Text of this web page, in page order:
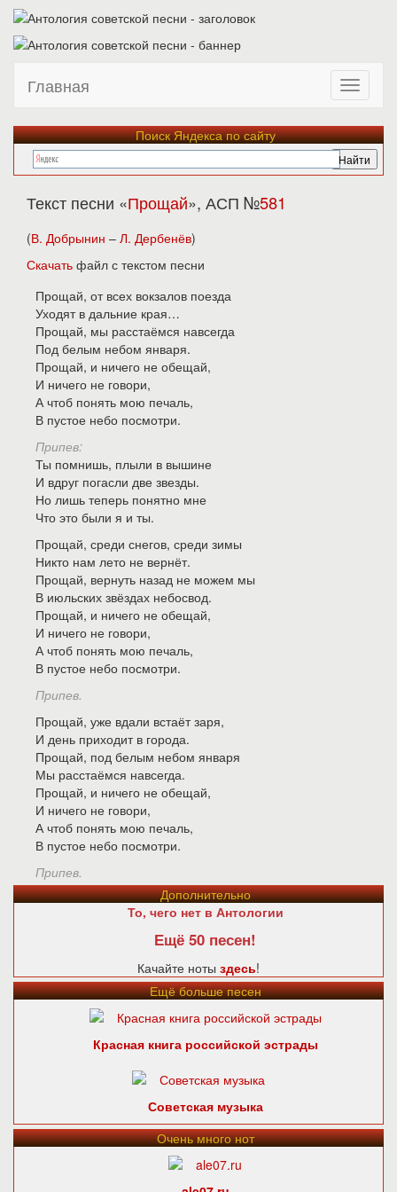
Главная
Поиск Яндекса по сайту
Текст песни «Прощай», АСП №581
(В. Добрынин – Л. Дербенёв)
Скачать файл с текстом песни
Прощай, от всех вокзалов поезда
Уходят в дальние края…
Прощай, мы расстаёмся навсегда
Под белым небом января.
Прощай, и ничего не обещай,
И ничего не говори,
А чтоб понять мою печаль,
В пустое небо посмотри.
Припев:
Ты помнишь, плыли в вышине
И вдруг погасли две звезды.
Но лишь теперь понятно мне
Что это были я и ты.
Прощай, среди снегов, среди зимы
Никто нам лето не вернёт.
Прощай, вернуть назад не можем мы
В июльских звёздах небосвод.
Прощай, и ничего не обещай,
И ничего не говори,
А чтоб понять мою печаль,
В пустое небо посмотри.
Припев.
Прощай, уже вдали встаёт заря,
И день приходит в города.
Прощай, под белым небом января
Мы расстаёмся навсегда.
Прощай, и ничего не обещай,
И ничего не говори,
А чтоб понять мою печаль,
В пустое небо посмотри.
Припев.
Дополнительно
То, чего нет в Антологии
Ещё 50 песен!
Качайте ноты здесь!
Ещё больше песен
Красная книга российской эстрады
Советская музыка
Очень много нот